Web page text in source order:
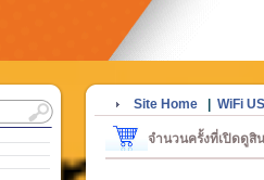
Site Home WiFi
จำนวนครั้งที่เปิดดูสิ